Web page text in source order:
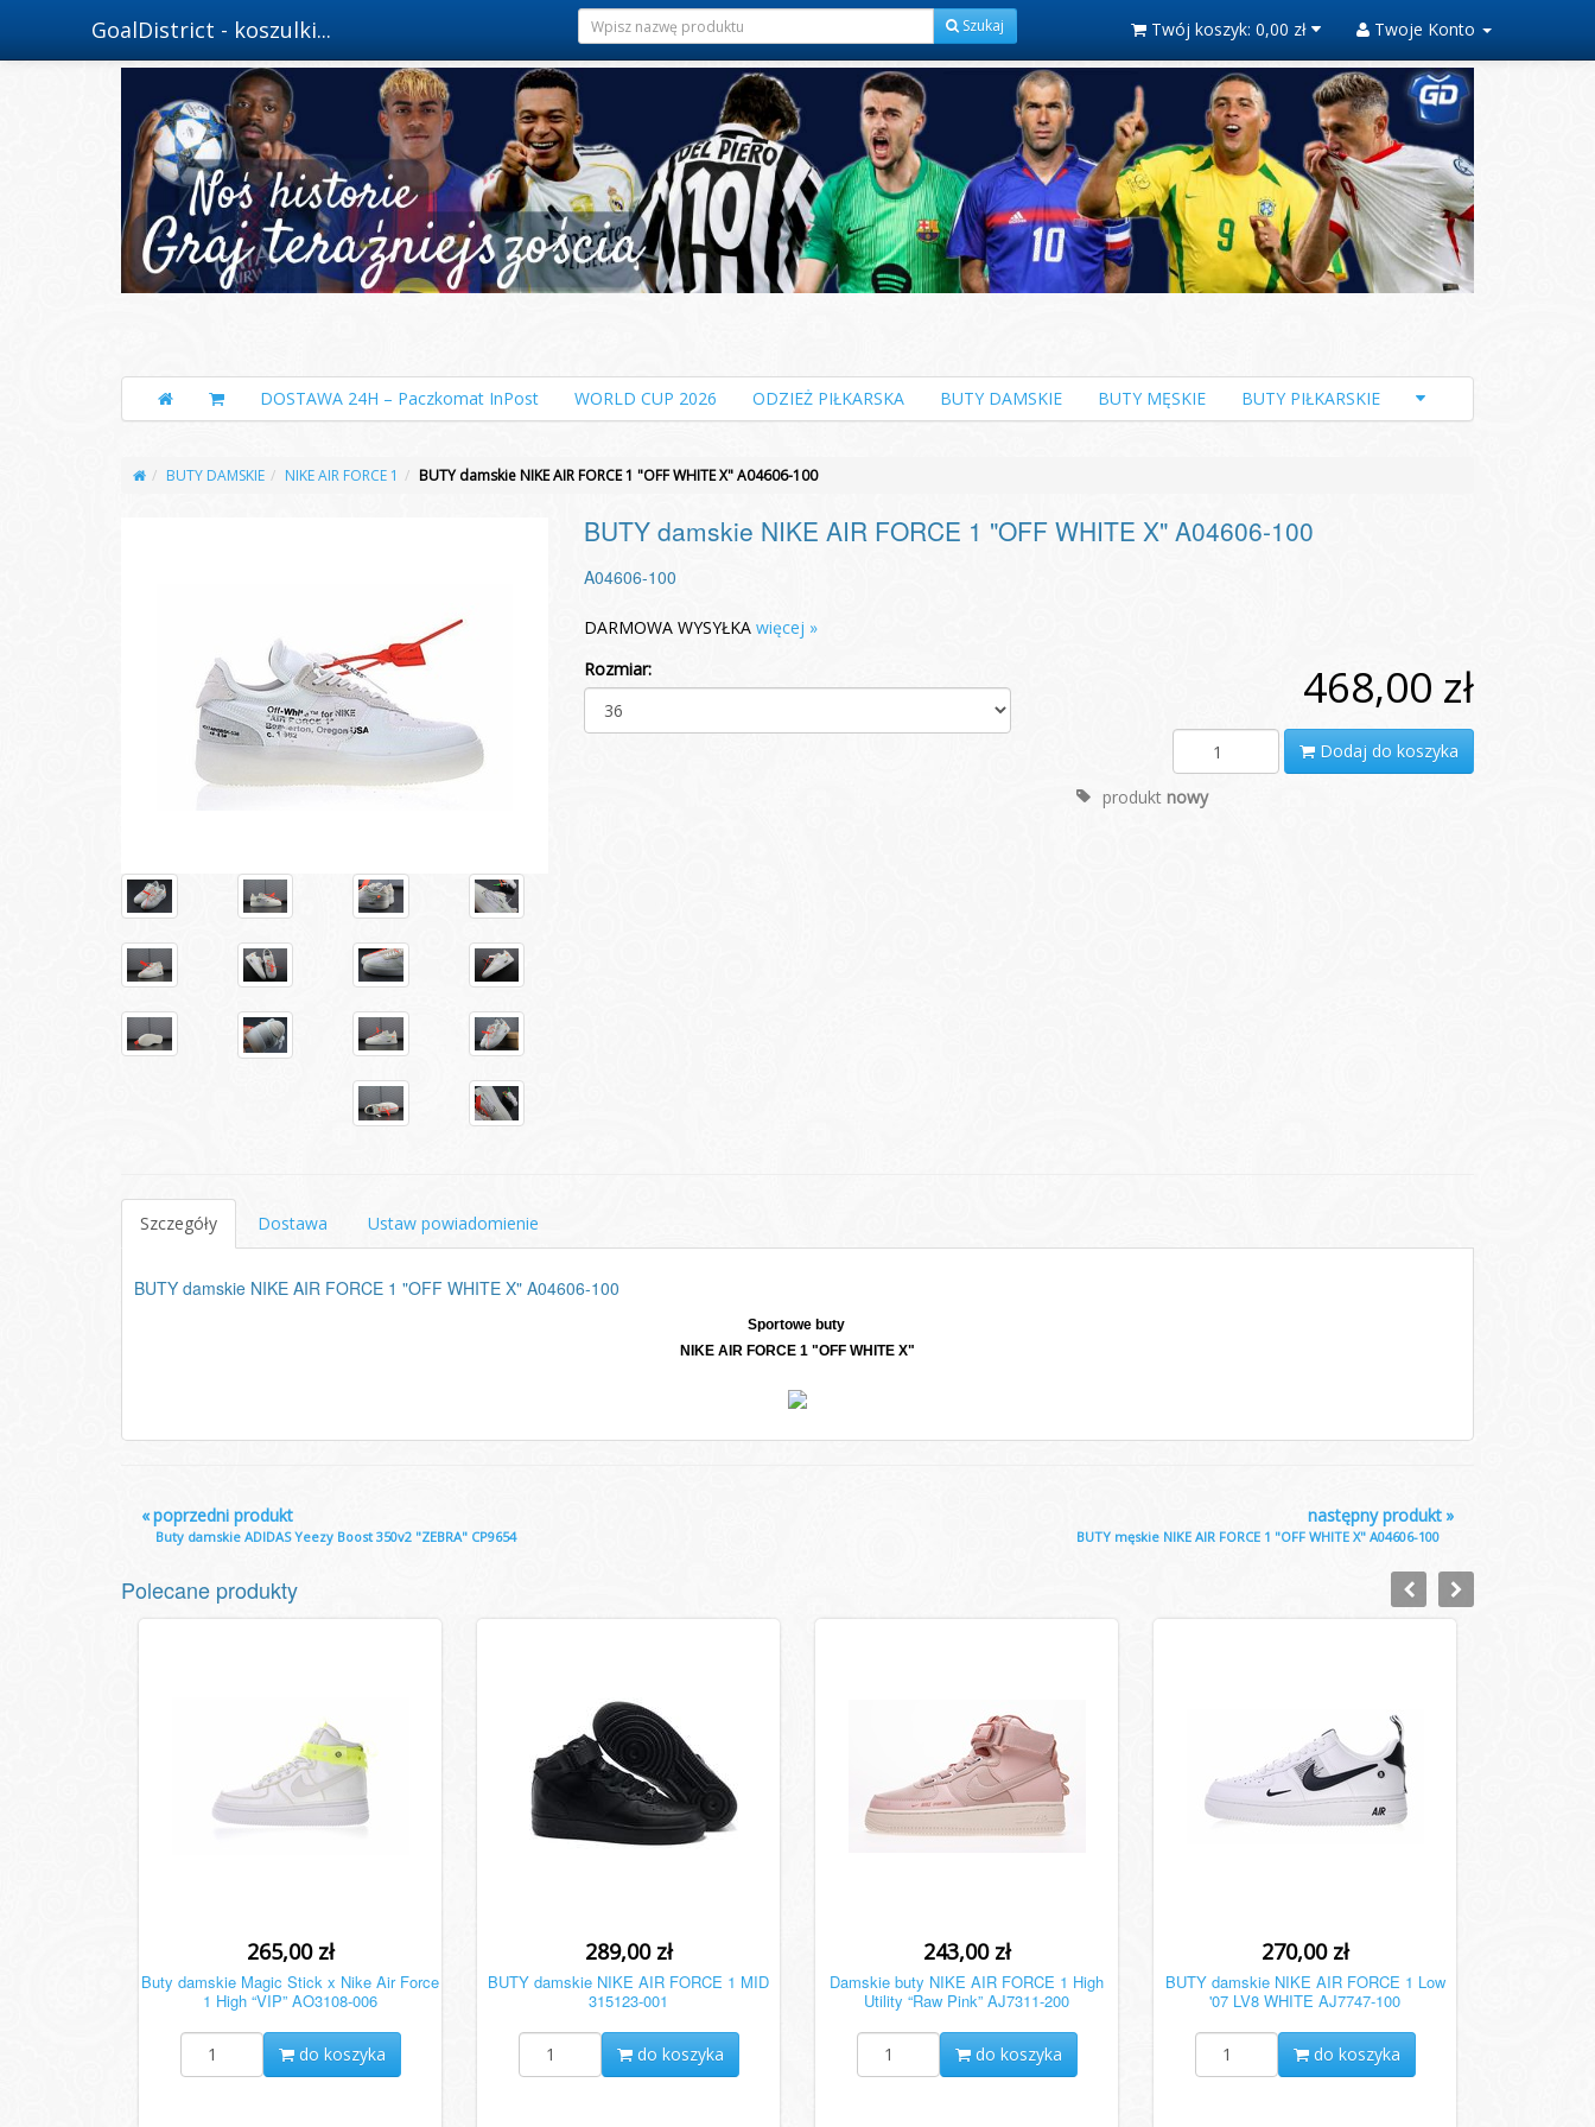
GoalDistrict - koszulki... Szukaj Twój koszyk: 0,00 zł Twoje Konto
DOSTAWA 24H – Paczkomat InPost WORLD CUP 2026 ODZIEŻ PIŁKARSKA BUTY DAMSKIE BUTY MĘSKIE BUTY PIŁKARSKIE
BUTY DAMSKIE NIKE AIR FORCE 1 BUTY damskie NIKE AIR FORCE 1 "OFF WHITE X" A04606-100
BUTY damskie NIKE AIR FORCE 1 "OFF WHITE X" A04606-100
A04606-100
DARMOWA WYSYŁKA więcej »
Rozmiar:
468,00 zł
Dodaj do koszyka
produkt nowy
Szczegóły Dostawa Ustaw powiadomienie
BUTY damskie NIKE AIR FORCE 1 "OFF WHITE X" A04606-100
Sportowe buty
NIKE AIR FORCE 1 "OFF WHITE X"
«poprzedni produkt
Buty damskie ADIDAS Yeezy Boost 350v2 "ZEBRA" CP9654
»
następny produkt
BUTY męskie NIKE AIR FORCE 1 "OFF WHITE X" A04606-100
Polecane produkty
265,00 zł
Buty damskie Magic Stick x Nike Air Force
1 High “VIP” AO3108-006
do koszyka
289,00 zł
BUTY damskie NIKE AIR FORCE 1 MID
315123-001
do koszyka
243,00 zł
Damskie buty NIKE AIR FORCE 1 High
Utility “Raw Pink” AJ7311-200
do koszyka
270,00 zł
BUTY damskie NIKE AIR FORCE 1 Low
'07 LV8 WHITE AJ7747-100
do koszyka